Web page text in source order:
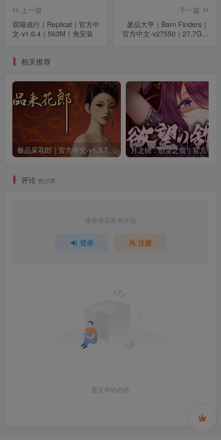
上一篇
双喵成行｜Replicat｜官方中
文-v1.0.4｜563M｜免安装
下一篇
废品大亨｜Barn Finders｜
官方中文-v27550｜27.7G｜
相关推荐
极品采花郎｜官方中文-v1.3.7+满金币初始存档+通关存档｜7.11G｜免安装
评论 抢沙发
请登录后发表评论
登录 注册
暂无评论内容